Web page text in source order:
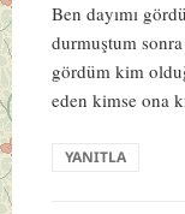
Ben dayımı
durmuştum
gördüm kim
eden kimse ona
YANITLA